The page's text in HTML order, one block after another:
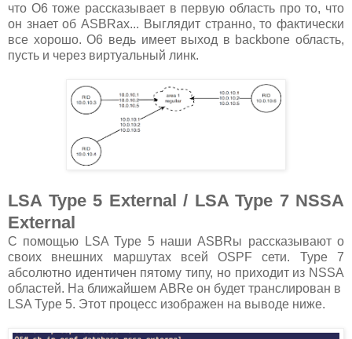
что О6 тоже рассказывает в первую область про то, что
он знает об ASBRах... Выглядит странно, то фактически
все хорошо. О6 ведь имеет выход в backbone область,
пусть и через виртуальный линк.
LSA Type 5 External / LSA Type 7 NSSA
External
С помощью LSA Type 5 наши ASBRы рассказывают о
своих внешних маршутах всей OSPF сети. Type 7
абсолютно идентичен пятому типу, но приходит из NSSA
областей. На ближайшем ABRe он будет транслирован в
LSA Type 5. Этот процесс изображен на выводе ниже.